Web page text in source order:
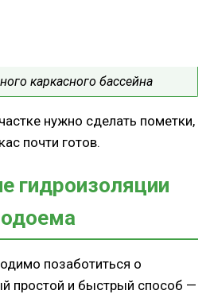
каркасного бассейна
нужно сделать пометки,
почти готов.
гидроизоляции
позаботиться о
простой и быстрый способ —